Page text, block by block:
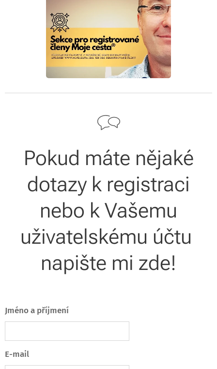
Pokud máte nějaké
dotazy k registraci
nebo k Vašemu
uživatelskému účtu
napište mi zde!
Jméno a příjmení
E-mail